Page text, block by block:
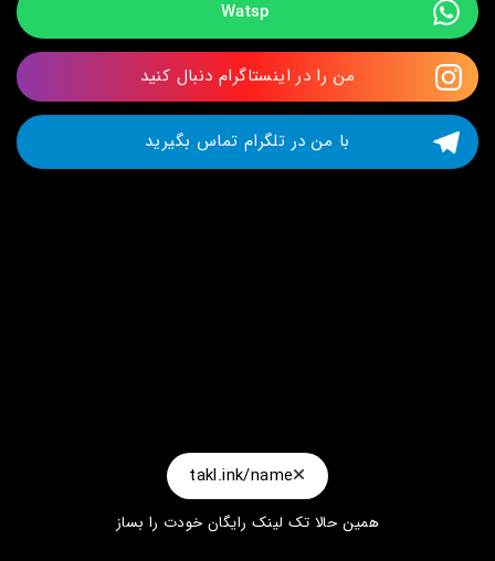
Watsp
من را در اینستاگرام دنبال کنید
با من در تلگرام تماس بگیرید
takl.ink/name
همین حالا تک لینک رایگان خودت را بساز